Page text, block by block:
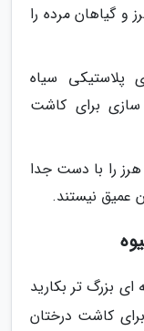
و گیاهان مرده را
پلاستیکی سیاه
سازی برای کاشت
را با دست جدا
عمیق نیستند.
ای بزرگ تر بکارید
کاشت درختان